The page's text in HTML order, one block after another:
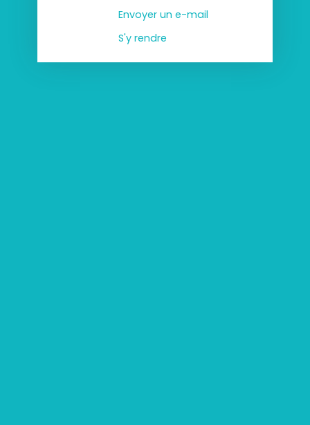
Envoyer un e-mail
S'y rendre